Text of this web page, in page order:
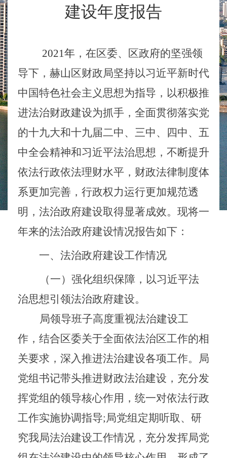
建设年度报告
2021年 ，在区委、区政府的坚强领
导下，赫山区财政局坚持以习近平新时代
中国特色社会主义思想为指导，以积极推
进法治财政建设为抓手，全面贯彻落实党
的十九大和十九届二中、三中、四中、五
中全会精神和习近平法治思想，不断提升
依法行政依法理财水平，财政法律制度体
系更加完善，行政权力运行更加规范透
明，法治政府建设取得显著成效。现将一
年来的法治政府建设情况报告如下：
一、法治政府建设工作情况
（一）强化组织保障，以习近平法
治思想引领法治政府建设。
局领导班子高度重视法治建设工
作，结合区委关于全面依法治区工作的相
关要求，深入推进法治建设各项工作。局
党组书记带头推进财政法治建设，充分发
挥党组的领导核心作用，统一对依法行政
工作实施协调指导;局党组定期听取、研
究我局法治建设工作情况，充分发挥局党